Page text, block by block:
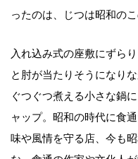
ったのは、じつは昭和の
入れ込み式の座敷にずら
と肘が当たりそうになり
ぐつぐつ煮える小さな鍋
ャップ。昭和の時代に食
味や風情を守る店、今も